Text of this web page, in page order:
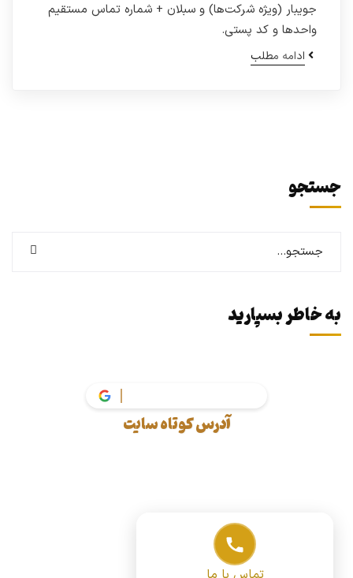
جویبار (ویژه شرکت‌ها) و سبلان + شماره تماس مستقیم
واحدها و کد پستی.
ادامه مطلب
جستجو
به خاطر بسپارید
آدرس کوتاه سایت